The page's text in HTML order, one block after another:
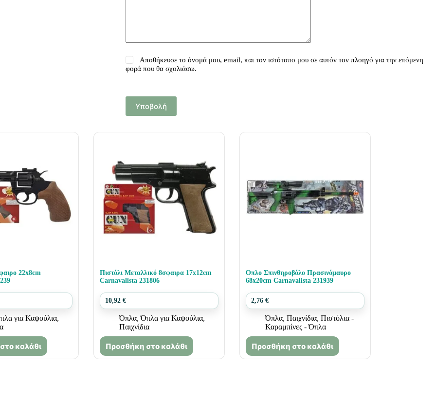
Αποθήκευσε το όνομά μου, email, και τον ιστότοπο μου σε αυτόν τον πλοηγό για την επόμενη
φορά που θα σχολιάσω.
Υποβολή
22x8cm
για Καψούλια,
καλάθι
Πιστόλι Μεταλλικό 8σφαιρα 17x12cm
Carnavalista 231806
10,92 €
Όπλα,Όπλα για Καψούλια,
Παιχνίδια
Προσθήκη στο καλάθι
Όπλο Σπινθηροβόλο Πρασινόμαυρο
68x20cm Carnavalista 231939
2,76 €
Όπλα, Παιχνίδια, Πιστόλια -
Καραμπίνες - Όπλα
Προσθήκη στο καλάθι